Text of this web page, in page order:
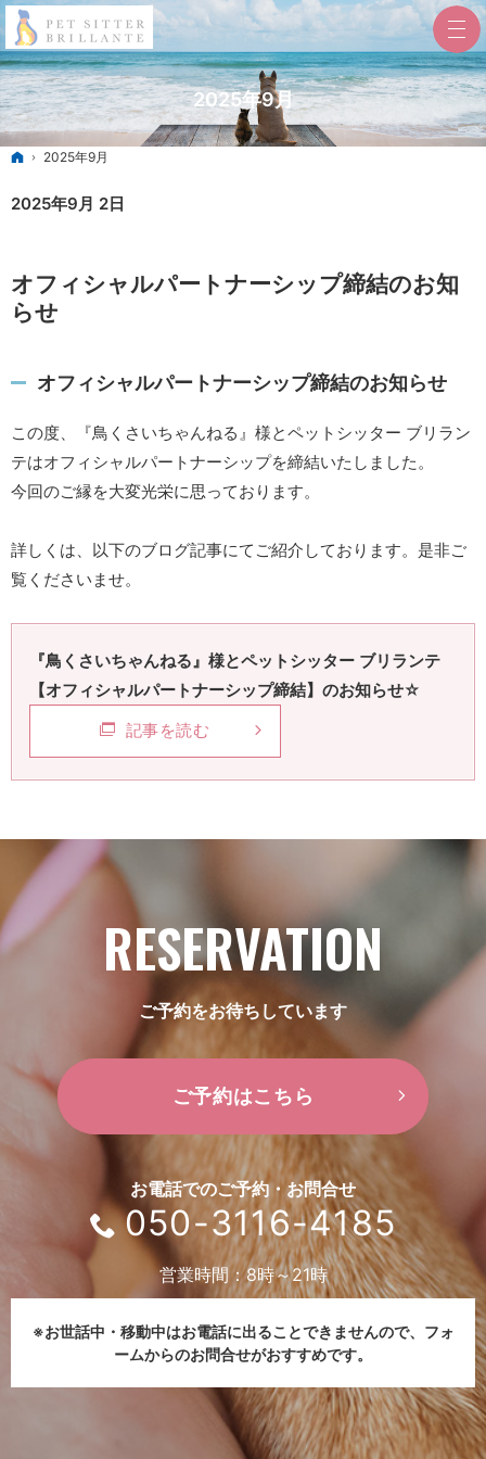
2025年9月
ホーム
2025年9月
2025年9月 2日
オフィシャルパートナーシップ締結のお知
らせ
オフィシャルパートナーシップ締結のお知らせ
この度、『鳥くさいちゃんねる』様とペットシッター ブリラン
テはオフィシャルパートナーシップを締結いたしました。
今回のご縁を大変光栄に思っております。
詳しくは、以下のブログ記事にてご紹介しております。是非ご
覧くださいませ。
『鳥くさいちゃんねる』様とペットシッター ブリランテ
【オフィシャルパートナーシップ締結】のお知らせ☆
記事を読む
RESERVATION
ご予約をお待ちしています
ご予約はこちら
お電話でのご予約・お問合せ
050-3116-4185
営業時間：8時～21時
※お世話中・移動中はお電話に出ることできませんので、 フォ
ームからのお問合せがおすすめです。